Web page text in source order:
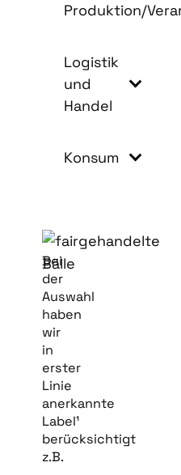
Produktion/
Logistik
und
Handel
Konsum
Bei
der
Auswahl
haben
wir
in
erster
Linie
anerkannte
Label¹
berücksichtigt
z.B.